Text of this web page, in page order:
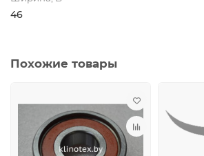
46
Похожие товары